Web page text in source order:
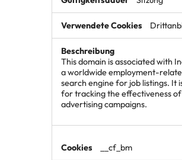
This domain is associated with
a worldwide employment-
search engine for job listings. It
for tracking the effectiveness of
advertising campaigns.
__cf_bm